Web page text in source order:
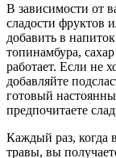
В зависимости от
сладости фруктов
добавить в
топинамбура,
работает. Если не
добавляйте
готовый
предпочитаете
Каждый раз, когда
травы, вы